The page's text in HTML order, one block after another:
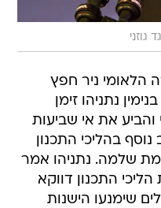
גוזני
הלאומי ניר חפץ
נתניהו זימן
את אי שביעות
בהליכי התכנון
שלמה. נתניהו אמר
התכנון דווקא
שימנעו הישנות